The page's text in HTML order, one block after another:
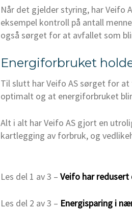
Når det gjelder styring, har Veifo
eksempel kontroll på antall
også sørget for at avfallet som
Energiforbruket
Til slutt har Veifo AS sørget for
optimalt og at energiforbruket
Alt i alt har Veifo AS gjort en
kartlegging av forbruk, og
Les del 1 av 3 – Veifo har
Les del 2 av 3 – Energisparing i